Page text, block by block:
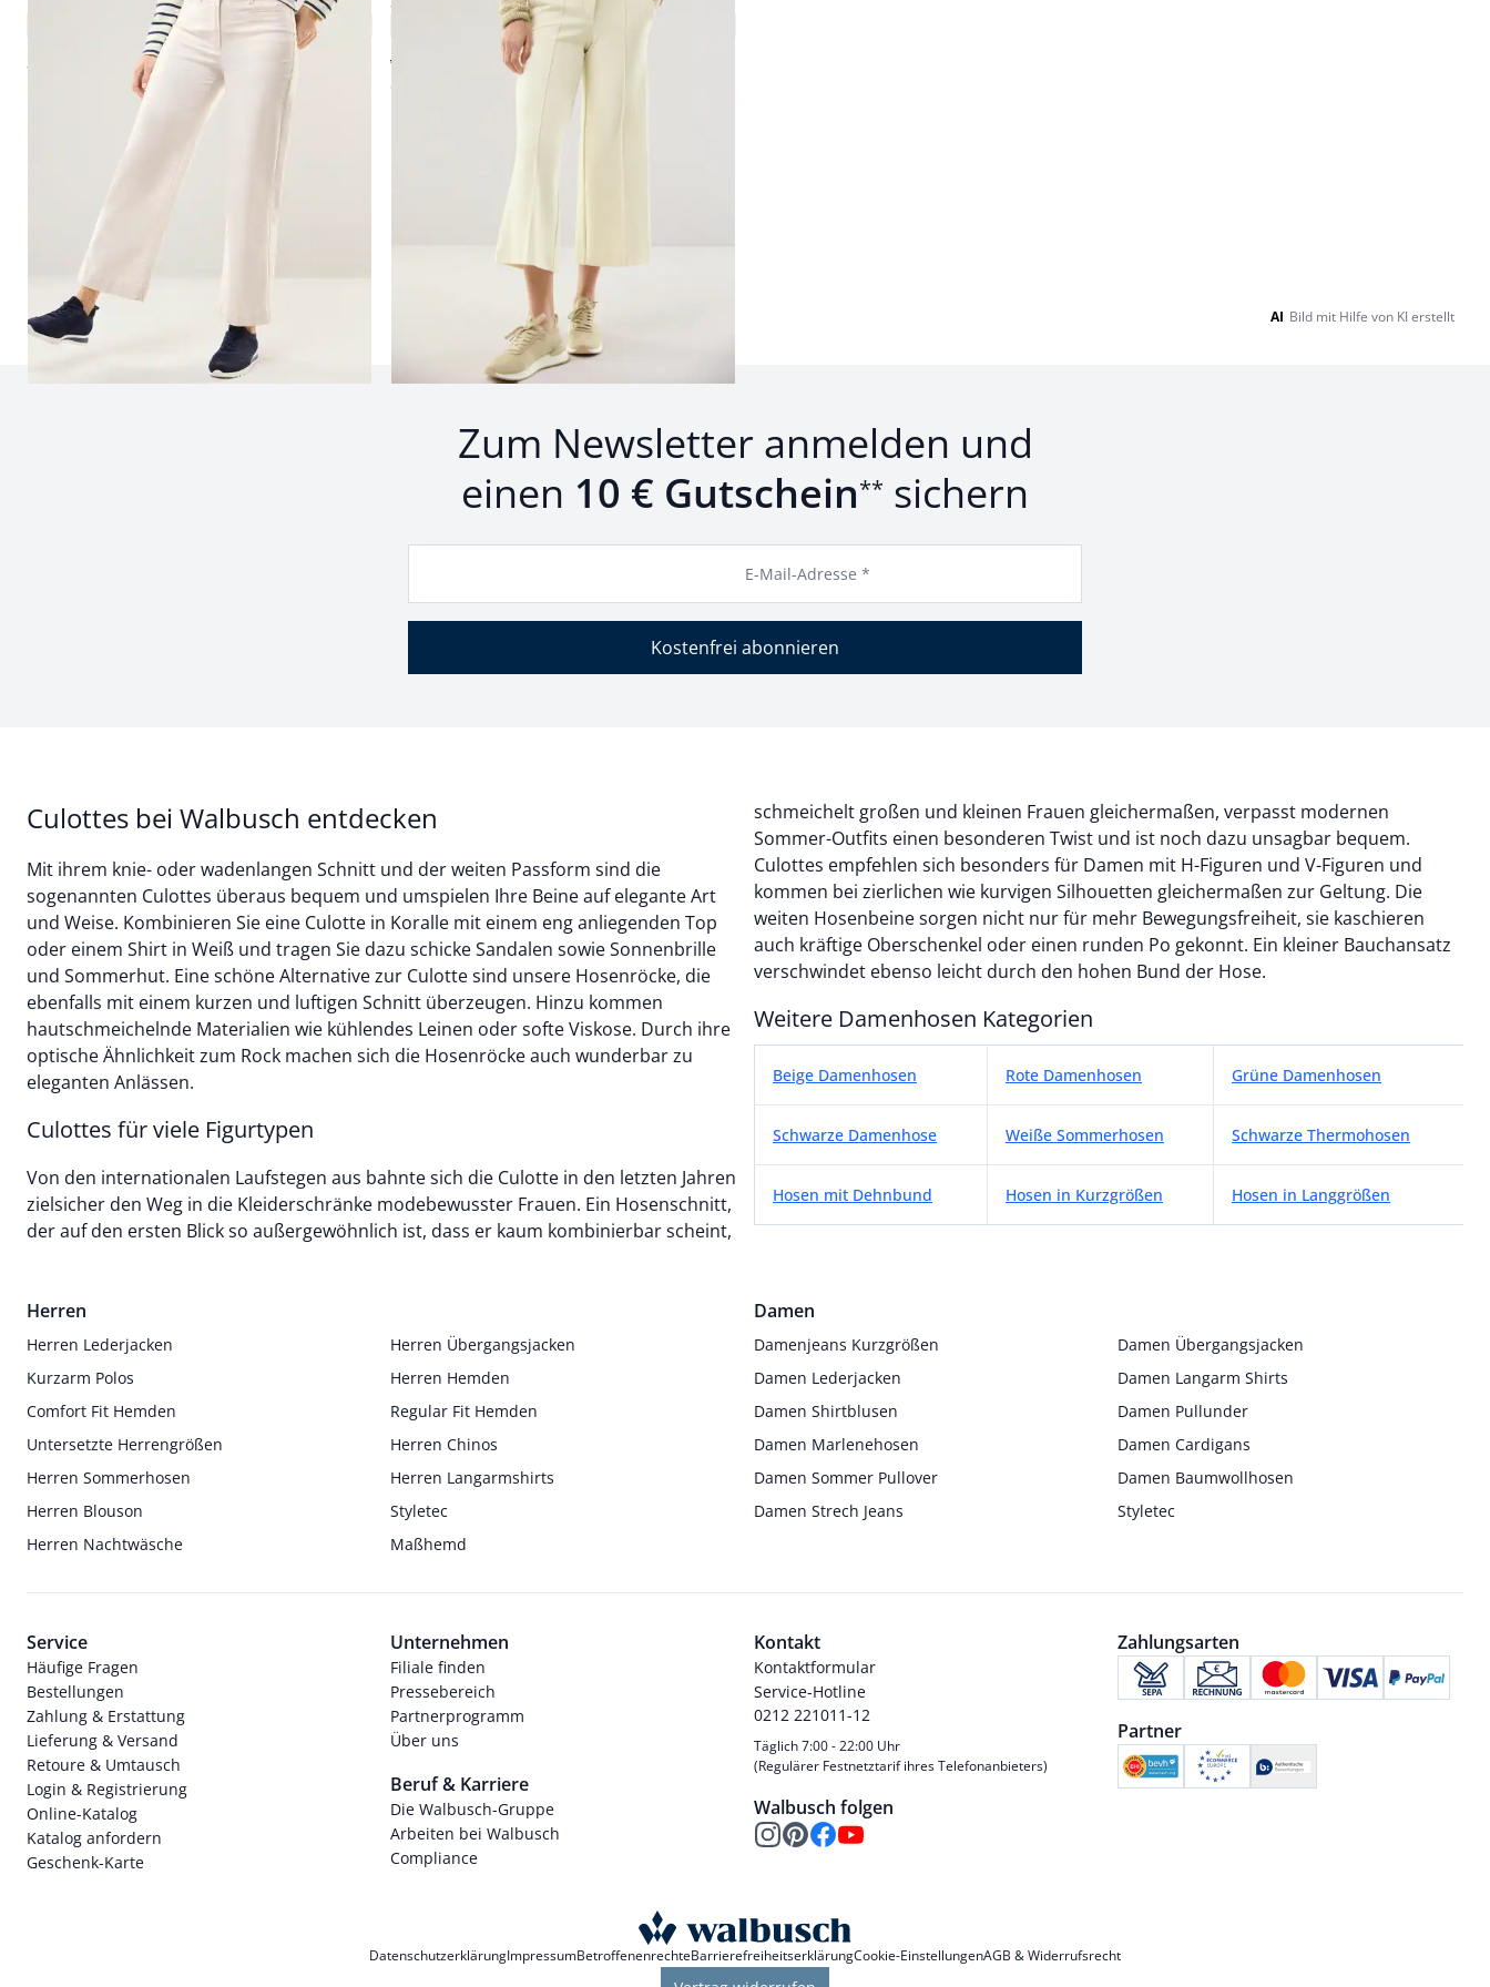
4,8 (4)
ab
4,3 (22)
ab € 129,00
ab (-46%)
Seite 1 geladen. Zeige Produkte 1 bis 2 von 2.
AI Bild mit Hilfe von KI erstellt
Zum Newsletter anmelden und
einen 10 € Gutschein** sichern
E-Mail-Adresse *
Kostenfrei abonnieren
Culottes bei Walbusch entdecken
Mit ihrem knie- oder wadenlangen Schnitt und der weiten Passform sind die
sogenannten Culottes überaus bequem und umspielen Ihre Beine auf elegante Art
und Weise. Kombinieren Sie eine Culotte in Koralle mit einem eng anliegenden Top
oder einem Shirt in Weiß und tragen Sie dazu schicke Sandalen sowie Sonnenbrille
und Sommerhut. Eine schöne Alternative zur Culotte sind unsere Hosenröcke, die
ebenfalls mit einem kurzen und luftigen Schnitt überzeugen. Hinzu kommen
hautschmeichelnde Materialien wie kühlendes Leinen oder softe Viskose. Durch ihre
optische Ähnlichkeit zum Rock machen sich die Hosenröcke auch wunderbar zu
eleganten Anlässen.
Culottes für viele Figurtypen
Von den internationalen Laufstegen aus bahnte sich die Culotte in den letzten Jahren
zielsicher den Weg in die Kleiderschränke modebewusster Frauen. Ein Hosenschnitt,
der auf den ersten Blick so außergewöhnlich ist, dass er kaum kombinierbar scheint,
schmeichelt großen und kleinen Frauen gleichermaßen, verpasst modernen
Sommer-Outfits einen besonderen Twist und ist noch dazu unsagbar bequem.
Culottes empfehlen sich besonders für Damen mit H-Figuren und V-Figuren und
kommen bei zierlichen wie kurvigen Silhouetten gleichermaßen zur Geltung. Die
weiten Hosenbeine sorgen nicht nur für mehr Bewegungsfreiheit, sie kaschieren
auch kräftige Oberschenkel oder einen runden Po gekonnt. Ein kleiner Bauchansatz
verschwindet ebenso leicht durch den hohen Bund der Hose.
Weitere Damenhosen Kategorien
Beige Damenhosen Rote Damenhosen Grüne Damenhosen
Schwarze Damenhose Weiße Sommerhosen Schwarze Thermohosen
Hosen mit Dehnbund Hosen in Kurzgrößen Hosen in Langgrößen
Herren
Herren Lederjacken
Herren Übergangsjacken
Kurzarm Polos
Herren Hemden
Comfort Fit Hemden
Regular Fit Hemden
Untersetzte Herrengrößen
Herren Chinos
Herren Sommerhosen
Herren Langarmshirts
Herren Blouson
Styletec
Herren Nachtwäsche
Maßhemd
Damen
Damenjeans Kurzgrößen
Damen Übergangsjacken
Damen Lederjacken
Damen Langarm Shirts
Damen Shirtblusen
Damen Pullunder
Damen Marlenehosen
Damen Cardigans
Damen Sommer Pullover
Damen Baumwollhosen
Damen Strech Jeans
Styletec
Service
Häufige Fragen
Bestellungen
Zahlung & Erstattung
Lieferung & Versand
Retoure & Umtausch
Login & Registrierung
Online-Katalog
Katalog anfordern
Geschenk-Karte
Unternehmen
Filiale finden
Pressebereich
Partnerprogramm
Über uns
Beruf & Karriere
Die Walbusch-Gruppe
Arbeiten bei Walbusch
Compliance
Kontakt
Kontaktformular
Service-Hotline
0212 221011-12
Täglich 7:00 - 22:00 Uhr
(Regulärer Festnetztarif ihres Telefonanbieters)
Walbusch folgen
Zahlungsarten
Partner
DatenschutzerklärungImpressumBetroffenenrechteBarrierefreiheitserklärungCookie-EinstellungenAGB & Widerrufsrecht